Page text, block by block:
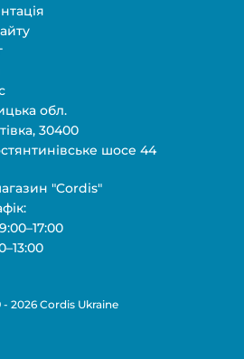
обл.
30400
шосе 44
"Cordis"
- 2026 Cordis Ukraine